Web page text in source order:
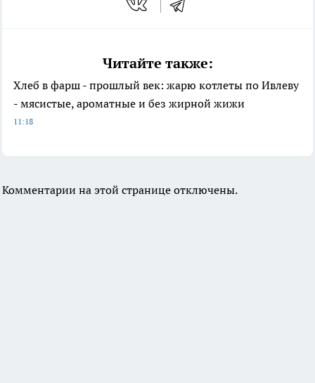
Читайте также:
Хлеб в фарш - прошлый век: жарю котлеты по Ивлеву
- мясистые, ароматные и без жирной жижи
11:18
Комментарии на этой странице отключены.